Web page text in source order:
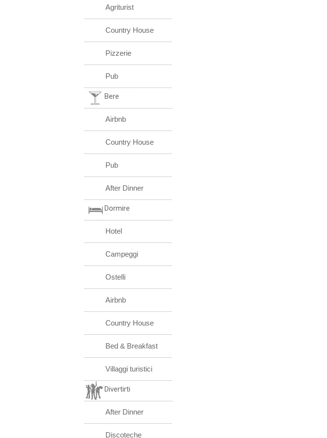
Agriturist
Country House
Pizzerie
Pub
Bere
Airbnb
Country House
Pub
After Dinner
Dormire
Hotel
Campeggi
Ostelli
Airbnb
Country House
Bed & Breakfast
Villaggi turistici
Divertirti
After Dinner
Discoteche